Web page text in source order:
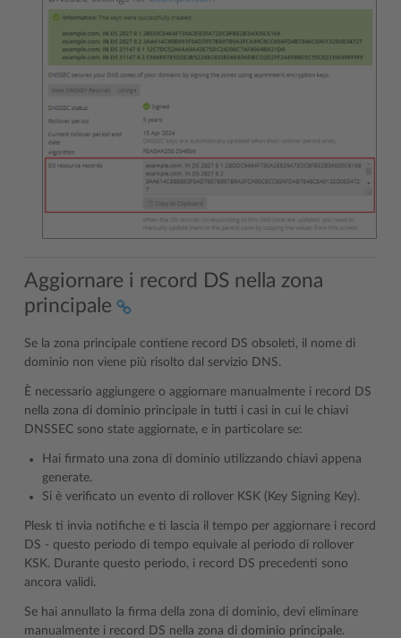
Aggiornare i record DS nella zona
principale
Se la zona principale contiene record DS obsoleti, il nome di
dominio non viene più risolto dal servizio DNS.
È necessario aggiungere o aggiornare manualmente i record DS
nella zona di dominio principale in tutti i casi in cui le chiavi
DNSSEC sono state aggiornate, e in particolare se:
Hai firmato una zona di dominio utilizzando chiavi appena
generate.
Si è verificato un evento di rollover KSK (Key Signing Key).
Plesk ti invia notifiche e ti lascia il tempo per aggiornare i record
DS - questo periodo di tempo equivale al periodo di rollover
KSK. Durante questo periodo, i record DS precedenti sono
ancora validi.
Se hai annullato la firma della zona di dominio, devi eliminare
manualmente i record DS nella zona di dominio principale.